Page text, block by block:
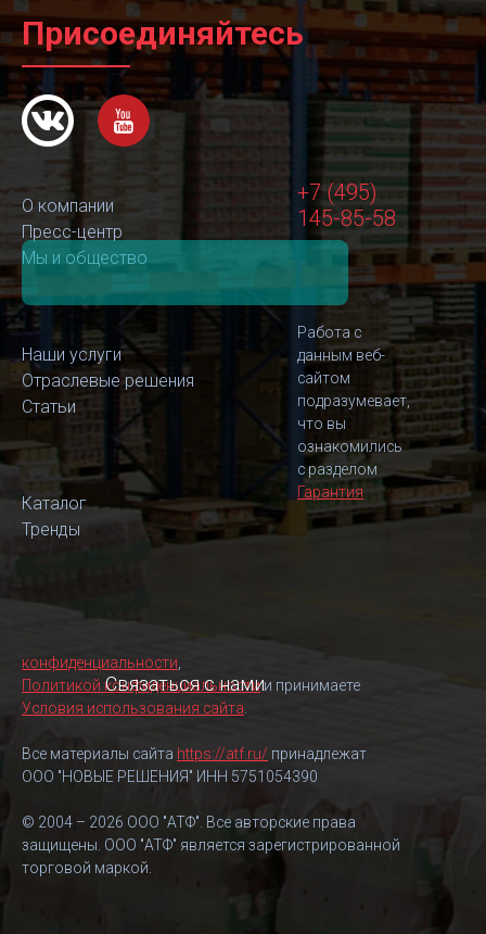
Присоединяйтесь
О компании
Пресс-центр
Мы и общество
Наши услуги
Отраслевые решения
Статьи
Каталог
Тренды
+7 (495)
145-85-58
Связаться с нами
Работа с
данным веб-
сайтом
подразумевает,
что вы
ознакомились
с разделом
Гарантия
конфиденциальности
Политикой конфиденциальностии принимаете
Условия использования сайта
Все материалы сайта https://atf.ru/ принадлежат
ООО "НОВЫЕ РЕШЕНИЯ" ИНН 5751054390
© 2004 – 2026 ООО "АТФ". Все авторские права
защищены. ООО "АТФ" является зарегистрированной
торговой маркой.